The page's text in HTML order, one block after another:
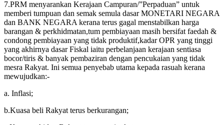
7.PRM menyarankan Kerajaan Campuran/”Perpaduan” untuk
memberi tumpuan dan semak semula dasar MONETARI NEGARA
dan BANK NEGARA kerana terus gagal menstabilkan harga
barangan & perkhidmatan,tum pembiayaan masih bersifat faedah &
condong pembiayaan yang tidak produktif,kadar OPR yang tinggi
yang akhirnya dasar Fiskal iaitu perbelanjaan kerajaan sentiasa
bocor/tiris & banyak pembaziran dengan pencukaian yang tidak
mesra Rakyat. Ini semua penyebab utama kepada rasuah kerana
mewujudkan:-
a. Inflasi;
b.Kuasa beli Rakyat terus berkurangan;